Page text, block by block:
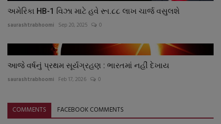
અમેરિકા HB-1 વિઝા માટે હવે રૂા.૮૮ લાખ ચાર્જ વસુલશે
saurashtrabhoomi Sep 20, 2025 0
આજે વર્ષનું પ્રથમ સૂર્યગ્રહણ : ભારતમાં નહીં દેખાય
saurashtrabhoomi Feb 17, 2026 0
COMMENTS FACEBOOK COMMENTS